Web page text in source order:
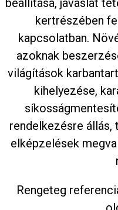
kertrészében
kapcsolatban.
azoknak
világítások
kihelyezése,
rendelkezésre állás,
elképzelések
Rengeteg